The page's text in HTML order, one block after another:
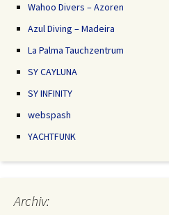
Wahoo Divers – Azoren
Azul Diving – Madeira
La Palma Tauchzentrum
SY CAYLUNA
SY INFINITY
webspash
YACHTFUNK
Archiv: